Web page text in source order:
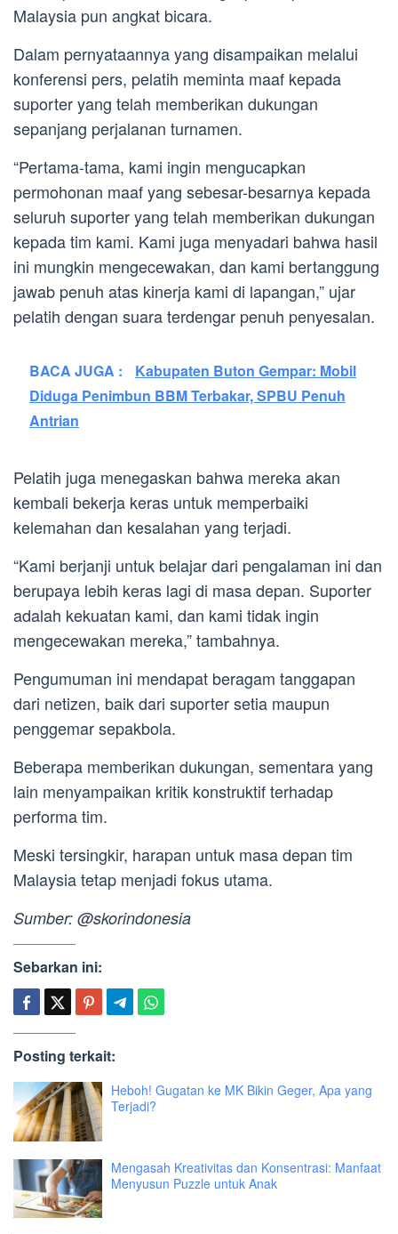
Malaysia pun angkat bicara.
Dalam pernyataannya yang disampaikan melalui
konferensi pers, pelatih meminta maaf kepada
suporter yang telah memberikan dukungan
sepanjang perjalanan turnamen.
“Pertama-tama, kami ingin mengucapkan
permohonan maaf yang sebesar-besarnya kepada
seluruh suporter yang telah memberikan dukungan
kepada tim kami. Kami juga menyadari bahwa hasil
ini mungkin mengecewakan, dan kami bertanggung
jawab penuh atas kinerja kami di lapangan,” ujar
pelatih dengan suara terdengar penuh penyesalan.
BACA JUGA :
Kabupaten Buton Gempar: Mobil
Diduga Penimbun BBM Terbakar, SPBU Penuh
Antrian
Pelatih juga menegaskan bahwa mereka akan
kembali bekerja keras untuk memperbaiki
kelemahan dan kesalahan yang terjadi.
“Kami berjanji untuk belajar dari pengalaman ini dan
berupaya lebih keras lagi di masa depan. Suporter
adalah kekuatan kami, dan kami tidak ingin
mengecewakan mereka,” tambahnya.
Pengumuman ini mendapat beragam tanggapan
dari netizen, baik dari suporter setia maupun
penggemar sepakbola.
Beberapa memberikan dukungan, sementara yang
lain menyampaikan kritik konstruktif terhadap
performa tim.
Meski tersingkir, harapan untuk masa depan tim
Malaysia tetap menjadi fokus utama.
Sumber: @skorindonesia
Sebarkan ini:
Posting terkait:
Heboh! Gugatan ke MK Bikin Geger, Apa yang
Terjadi?
Mengasah Kreativitas dan Konsentrasi: Manfaat
Menyusun Puzzle untuk Anak